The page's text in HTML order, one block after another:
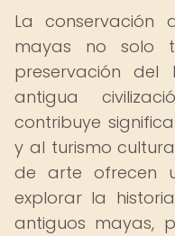
La conservación
mayas no solo
preservación
antigua
contribuye
y al turismo
de arte ofrecen
explorar la
antiguos mayas,